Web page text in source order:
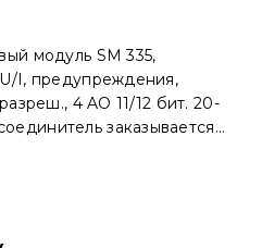
модуль SM 335,
U/I, предупреждения,
4 AO 11/12 бит. 20-
заказывается